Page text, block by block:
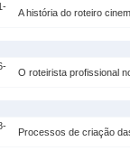
A história do roteiro
O roteirista profissional
Processos de criação